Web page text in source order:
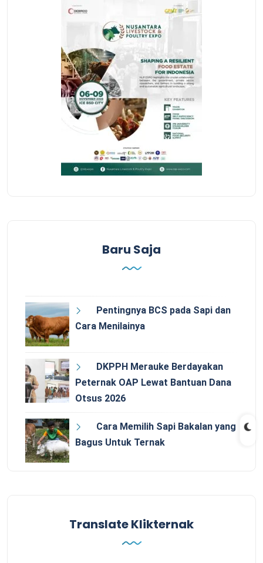
Baru Saja
Pentingnya BCS pada Sapi dan
Cara Menilainya
DKPPH Merauke Berdayakan
Peternak OAP Lewat Bantuan Dana
Otsus 2026
Cara Memilih Sapi Bakalan yang
Bagus Untuk Ternak
Translate Klikternak